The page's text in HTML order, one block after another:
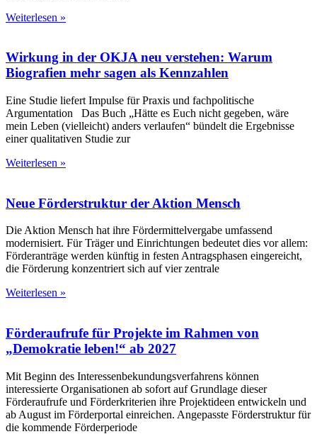
Weiterlesen »
Wirkung in der OKJA neu verstehen: Warum
Biografien mehr sagen als Kennzahlen
Eine Studie liefert Impulse für Praxis und fachpolitische
Argumentation Das Buch „Hätte es Euch nicht gegeben, wäre
mein Leben (vielleicht) anders verlaufen“ bündelt die Ergebnisse
einer qualitativen Studie zur
Weiterlesen »
Neue Förderstruktur der Aktion Mensch
Die Aktion Mensch hat ihre Fördermittelvergabe umfassend
modernisiert. Für Träger und Einrichtungen bedeutet dies vor allem:
Förderanträge werden künftig in festen Antragsphasen eingereicht,
die Förderung konzentriert sich auf vier zentrale
Weiterlesen »
Förderaufrufe für Projekte im Rahmen von
„Demokratie leben!“ ab 2027
Mit Beginn des Interessenbekundungsverfahrens können
interessierte Organisationen ab sofort auf Grundlage dieser
Förderaufrufe und Förderkriterien ihre Projektideen entwickeln und
ab August im Förderportal einreichen. Angepasste Förderstruktur für
die kommende Förderperiode